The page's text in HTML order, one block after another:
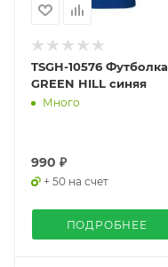
TSGH-10576 Футболка
GREEN HILL синяя
Много
990 ₽
+ 50 на счет
ПОДРОБНЕЕ